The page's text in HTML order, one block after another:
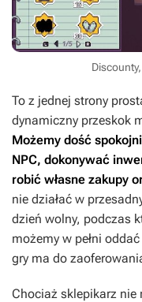
To z jednej strony
dynamiczny przeskok
Możemy dość
NPC, dokonywać
robić własne zakupy
nie działać w
dzień wolny, podczas
możemy w pełni
gry ma do
Chociaż sklepikarz nie